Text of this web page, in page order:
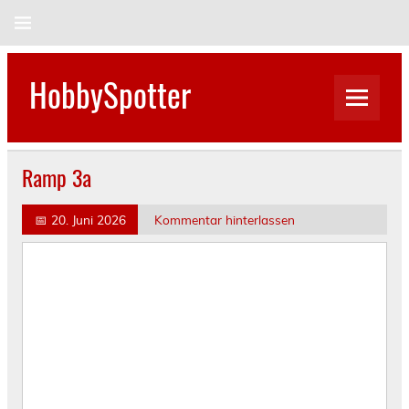
HobbySpotter
Ramp 3a
📅 20. Juni 2026 Kommentar hinterlassen